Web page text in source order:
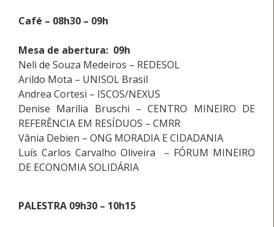
Café – 08h30 – 09h
Mesa de abertura: 09h
Neli de Souza Medeiros – REDESOL
Arildo Mota – UNISOL Brasil
Andrea Cortesi – ISCOS/NEXUS
Denise Marília Bruschi – CENTRO MINEIRO DE
REFERÊNCIA EM RESÍDUOS – CMRR
Vânia Debien – ONG MORADIA E CIDADANIA
Luís Carlos Carvalho Oliveira – FÓRUM MINEIRO
DE ECONOMIA SOLIDÁRIA
PALESTRA 09h30 – 10h15